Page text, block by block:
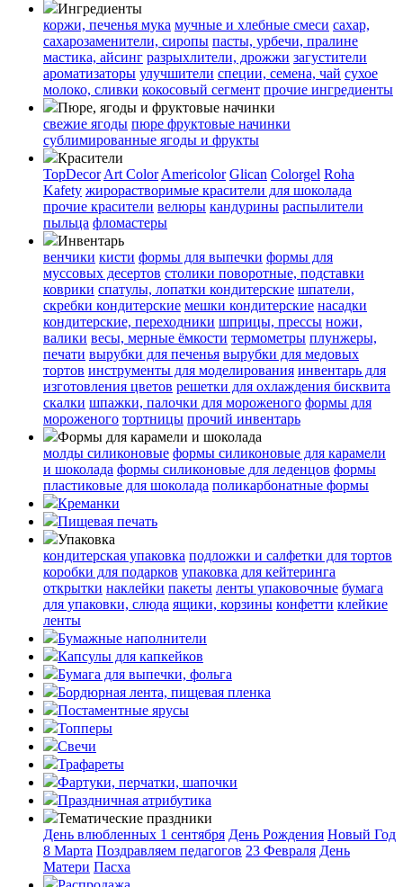
Ингредиенты
коржи, печенья мука мучные и хлебные смеси сахар,
сахарозаменители, сиропы пасты, урбечи, пралине
мастика, айсинг разрыхлители, дрожжи загустители
ароматизаторы улучшители специи, семена, чай сухое
молоко, сливки кокосовый сегмент прочие ингредиенты
Пюре, ягоды и фруктовые начинки
свежие ягоды пюре фруктовые начинки
сублимированные ягоды и фрукты
Красители
TopDecor Art Color Americolor Glican Colorgel Roha
Kafety жирорастворимые красители для шоколада
прочие красители велюры кандурины распылители
пыльца фломастеры
Инвентарь
венчики кисти формы для выпечки формы для
муссовых десертов столики поворотные, подставки
коврики cпатулы, лопатки кондитерские шпатели,
скребки кондитерские мешки кондитерские насадки
кондитерские, переходники шприцы, прессы ножи,
валики весы, мерные ёмкости термометры плунжеры,
печати вырубки для печенья вырубки для медовых
тортов инструменты для моделирования инвентарь для
изготовления цветов решетки для охлаждения бисквита
скалки шпажки, палочки для мороженого формы для
мороженого тортницы прочий инвентарь
Формы для карамели и шоколада
молды силиконовые формы силиконовые для карамели
и шоколада формы силиконовые для леденцов формы
пластиковые для шоколада поликарбонатные формы
Креманки
Пищевая печать
Упаковка
кондитерская упаковка подложки и салфетки для тортов
коробки для подарков упаковка для кейтеринга
открытки наклейки пакеты ленты упаковочные бумага
для упаковки, слюда ящики, корзины конфетти клейкие
ленты
Бумажные наполнители
Капсулы для капкейков
Бумага для выпечки, фольга
Бордюрная лента, пищевая пленка
Постаментные ярусы
Топперы
Свечи
Трафареты
Фартуки, перчатки, шапочки
Праздничная атрибутика
Тематические праздники
День влюбленных 1 сентября День Рождения Новый Год
8 Марта Поздравляем педагогов 23 Февраля День
Матери Пасха